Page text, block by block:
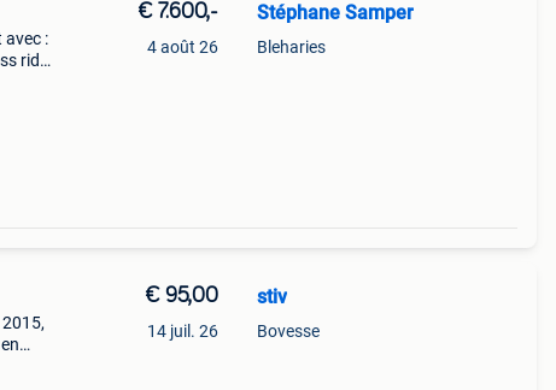
avec :
ride
€ 7.600,-
4 août 26
Stéphane Samper
Bleharies
€ 95,00
14 juil. 26
stiv
Bovesse